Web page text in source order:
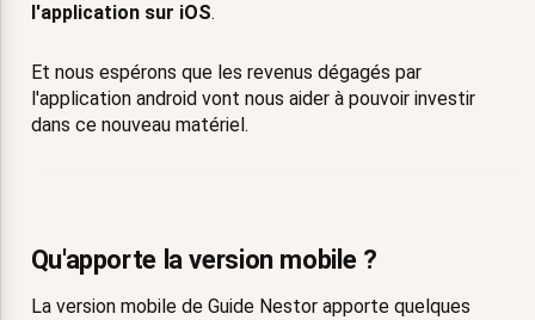
l'application sur iOS.
Et nous espérons que les revenus dégagés par
l'application android vont nous aider à pouvoir investir
dans ce nouveau matériel.
Qu'apporte la version mobile ?
La version mobile de Guide Nestor apporte quelques